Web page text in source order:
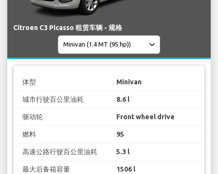
Citroen C3 Picasso 租赁车辆 - 规格
体型 Minivan
城市行驶百公里油耗 8.6 l
驱动轮 Front wheel drive
燃料 95
高速公路行驶百公里油耗 5.3 l
最大后备箱容量 1506 l